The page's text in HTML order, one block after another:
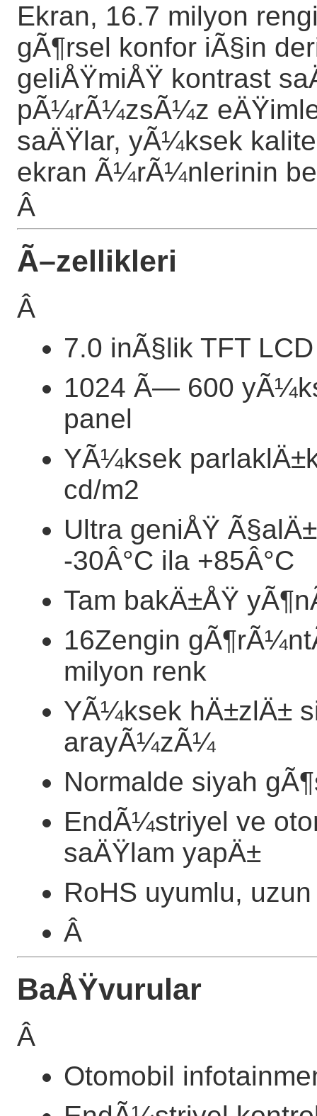
Ekran, 16.7 milyon
gÃ¶rsel konfor iÃ§in
geliÅŸmiÅŸ kontrast
pÃ¼rÃ¼zsÃ¼z
saÄŸlar, yÃ¼ksek
ekran Ã¼rÃ¼nlerinin
Â
Ã–zellikleri
Â
7.0 inÃ§lik TFT
1024 Ã— 600
panel
YÃ¼ksek
cd/m2
Ultra geniÅŸ
-30Â°C ila +85Â°C
Tam bakÄ±ÅŸ
16Zengin
milyon renk
YÃ¼ksek hÄ±zlÄ±
arayÃ¼zÃ¼
Normalde siyah
EndÃ¼striyel ve
saÄŸlam yapÄ±
RoHS uyumlu,
Â
BaÅŸvurular
Â
Otomobil